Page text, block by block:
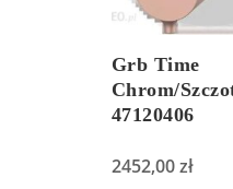
Grb Time
Chrom/
47120406
2452,00zł